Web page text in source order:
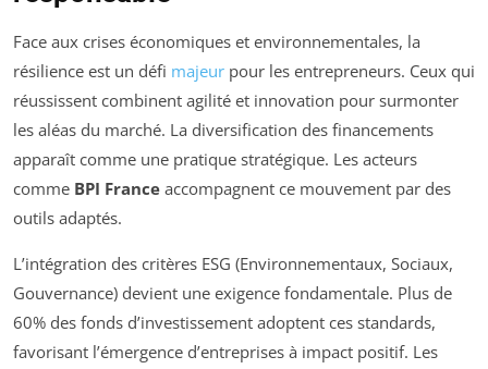
Face aux crises économiques et environnementales, la
résilience est un défi majeur pour les entrepreneurs. Ceux qui
réussissent combinent agilité et innovation pour surmonter
les aléas du marché. La diversification des financements
apparaît comme une pratique stratégique. Les acteurs
comme BPI France accompagnent ce mouvement par des
outils adaptés.
L’intégration des critères ESG (Environnementaux, Sociaux,
Gouvernance) devient une exigence fondamentale. Plus de
60% des fonds d’investissement adoptent ces standards,
favorisant l’émergence d’entreprises à impact positif. Les